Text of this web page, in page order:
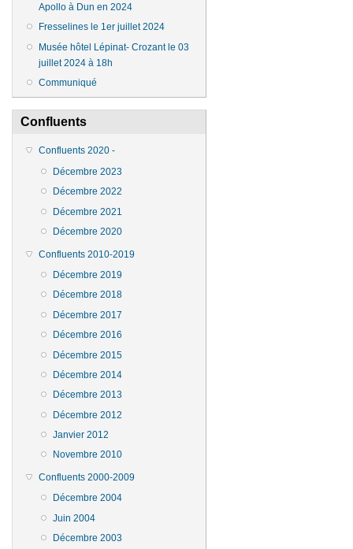
Apollo à Dun en 2024
Fresselines le 1er juillet 2024
Musée hôtel Lépinat- Crozant le 03
juillet 2024 à 18h
Communiqué
Confluents
Confluents 2020 -
Décembre 2023
Décembre 2022
Décembre 2021
Décembre 2020
Confluents 2010-2019
Décembre 2019
Décembre 2018
Décembre 2017
Décembre 2016
Décembre 2015
Décembre 2014
Décembre 2013
Décembre 2012
Janvier 2012
Novembre 2010
Confluents 2000-2009
Décembre 2004
Juin 2004
Décembre 2003